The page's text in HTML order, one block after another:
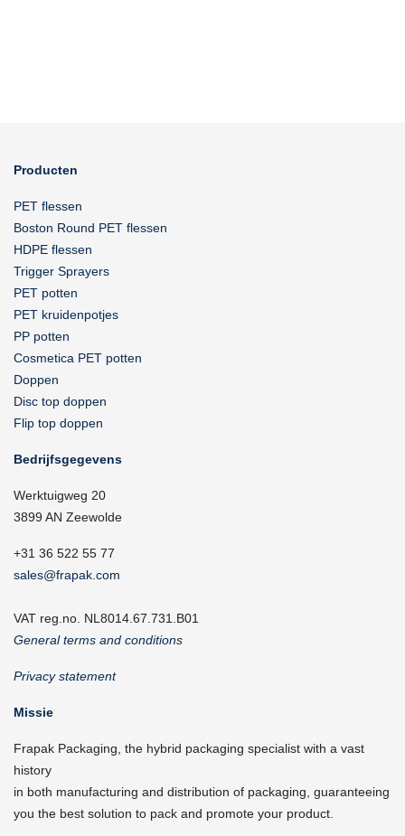
Producten
PET flessen
Boston Round PET flessen
HDPE flessen
Trigger Sprayers
PET potten
PET kruidenpotjes
PP potten
Cosmetica PET potten
Doppen
Disc top doppen
Flip top doppen
Bedrijfsgegevens
Werktuigweg 20
3899 AN Zeewolde
+31 36 522 55 77
sales@frapak.com
VAT reg.no. NL8014.67.731.B01
General terms and conditions
Privacy statement
Missie
Frapak Packaging, the hybrid packaging specialist with a vast
history
in both manufacturing and distribution of packaging, guaranteeing
you the best solution to pack and promote your product.